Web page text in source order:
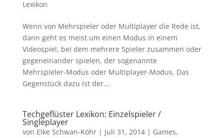
Lexikon
Wenn von Mehrspieler oder Multiplayer die Rede ist,
dann geht es meist um einen Modus in einem
Videospiel, bei dem mehrere Spieler zusammen oder
gegeneinander spielen, der sogenannte
Mehrspieler-Modus oder Multiplayer-Modus. Das
Gegenstück dazu ist der...
Techgeflüster Lexikon: Einzelspieler /
Singleplayer
von Elke Schwan-Köhr| Juli 31, 2014| Games,